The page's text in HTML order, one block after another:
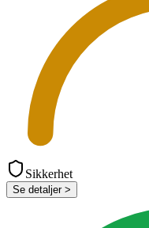
Sikkerhet
Se detaljer >